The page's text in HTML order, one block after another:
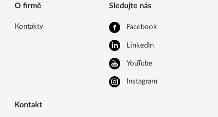
O firmě
Kontakty
Sledujte nás
Facebook
LinkedIn
YouTube
Instagram
Kontakt